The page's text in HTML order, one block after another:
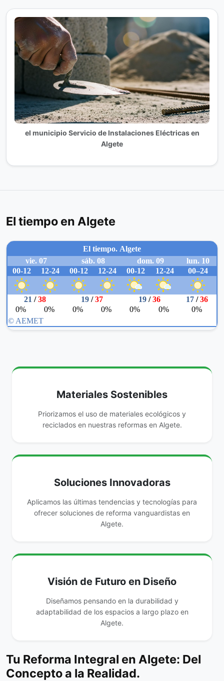
el municipio Servicio de Instalaciones Eléctricas en
Algete
El tiempo en Algete
Materiales Sostenibles
Priorizamos el uso de materiales ecológicos y
reciclados en nuestras reformas en Algete.
Soluciones Innovadoras
Aplicamos las últimas tendencias y tecnologías para
ofrecer soluciones de reforma vanguardistas en
Algete.
Visión de Futuro en Diseño
Diseñamos pensando en la durabilidad y
adaptabilidad de los espacios a largo plazo en
Algete.
Tu Reforma Integral en Algete: Del
Concepto a la Realidad.